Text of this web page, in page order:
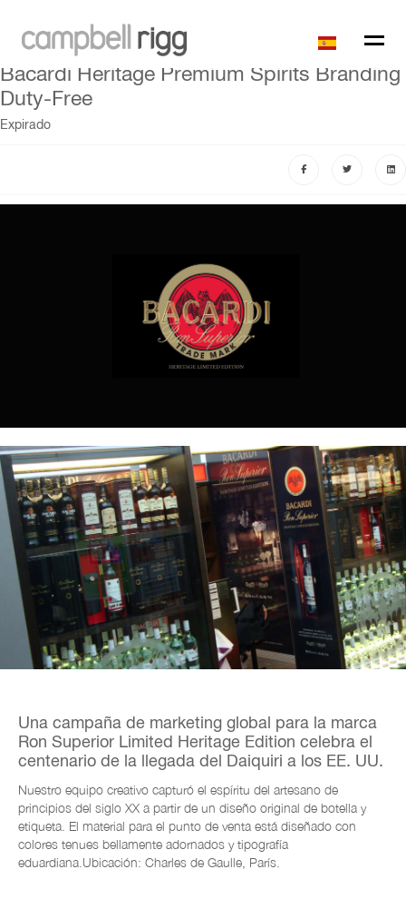
Bacardi Heritage Premium Spirits Branding
Duty-Free
Expirado
Una campaña de marketing global para la marca
Ron Superior Limited Heritage Edition celebra el
centenario de la llegada del Daiquiri a los EE. UU.
Nuestro equipo creativo capturó el espíritu del artesano de
principios del siglo XX a partir de un diseño original de botella y
etiqueta. El material para el punto de venta está diseñado con
colores tenues bellamente adornados y tipografía
eduardiana. Ubicación: Charles de Gaulle, París.